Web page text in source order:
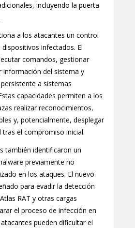
incluyendo la puerta
a los atacantes un control
infectados. El
comandos, gestionar
información del sistema y
a sistemas
capacidades permiten a los
realizar reconocimientos,
y, potencialmente, desplegar
tras el compromiso inicial.
también identificaron un
previamente no
en los ataques. El nuevo
para evadir la detección
RAT y otras cargas
el proceso de infección en
pueden dificultar el